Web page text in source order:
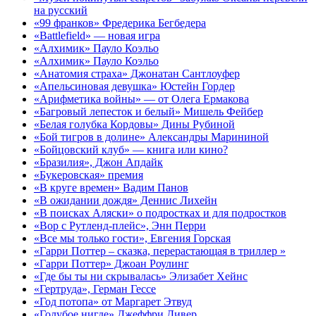
на русский
«99 франков» Фредерика Бегбедера
«Battlefield» — новая игра
«Алхимик» Пауло Коэльо
«Алхимик» Пауло Коэльо
«Анатомия страха» Джонатан Сантлоуфер
«Апельсиновая девушка» Юстейн Гордер
«Арифметика войны» — от Олега Ермакова
«Багровый лепесток и белый» Мишель Фейбер
«Белая голубка Кордовы» Дины Рубиной
«Бой тигров в долине» Александры Марининой
«Бойцовский клуб» — книга или кино?
«Бразилия», Джон Апдайк
«Букеровская» премия
«В круге времен» Вадим Панов
«В ожидании дождя» Деннис Лихейн
«В поисках Аляски» о подростках и для подростков
«Вор с Рутленд-плейс», Энн Перри
«Все мы только гости», Евгения Горская
«Гарри Поттер – сказка, перерастающая в триллер »
«Гарри Поттер» Джоан Роулинг
«Где бы ты ни скрывалась» Элизабет Хейнс
«Гертруда», Герман Гессе
«Год потопа» от Маргарет Этвуд